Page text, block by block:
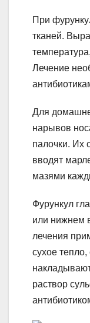
При
тканей.
Лечение
Для
нарывов
палочки. Их
вводят
мазями
Фурункул
или нижнем
лечения
сухое
раствор